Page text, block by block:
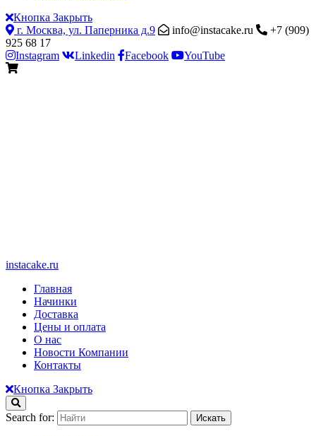
Кнопка Закрыть
г. Москва, ул. Паперника д.9
info@instacake.ru
+7 (909)
925 68 17
Instagram
Linkedin Facebook YouTube
instacake.ru
Главная
Начинки
Доставка
Цены и оплата
О нас
Новости Компании
Контакты
Кнопка Закрыть
Search for: